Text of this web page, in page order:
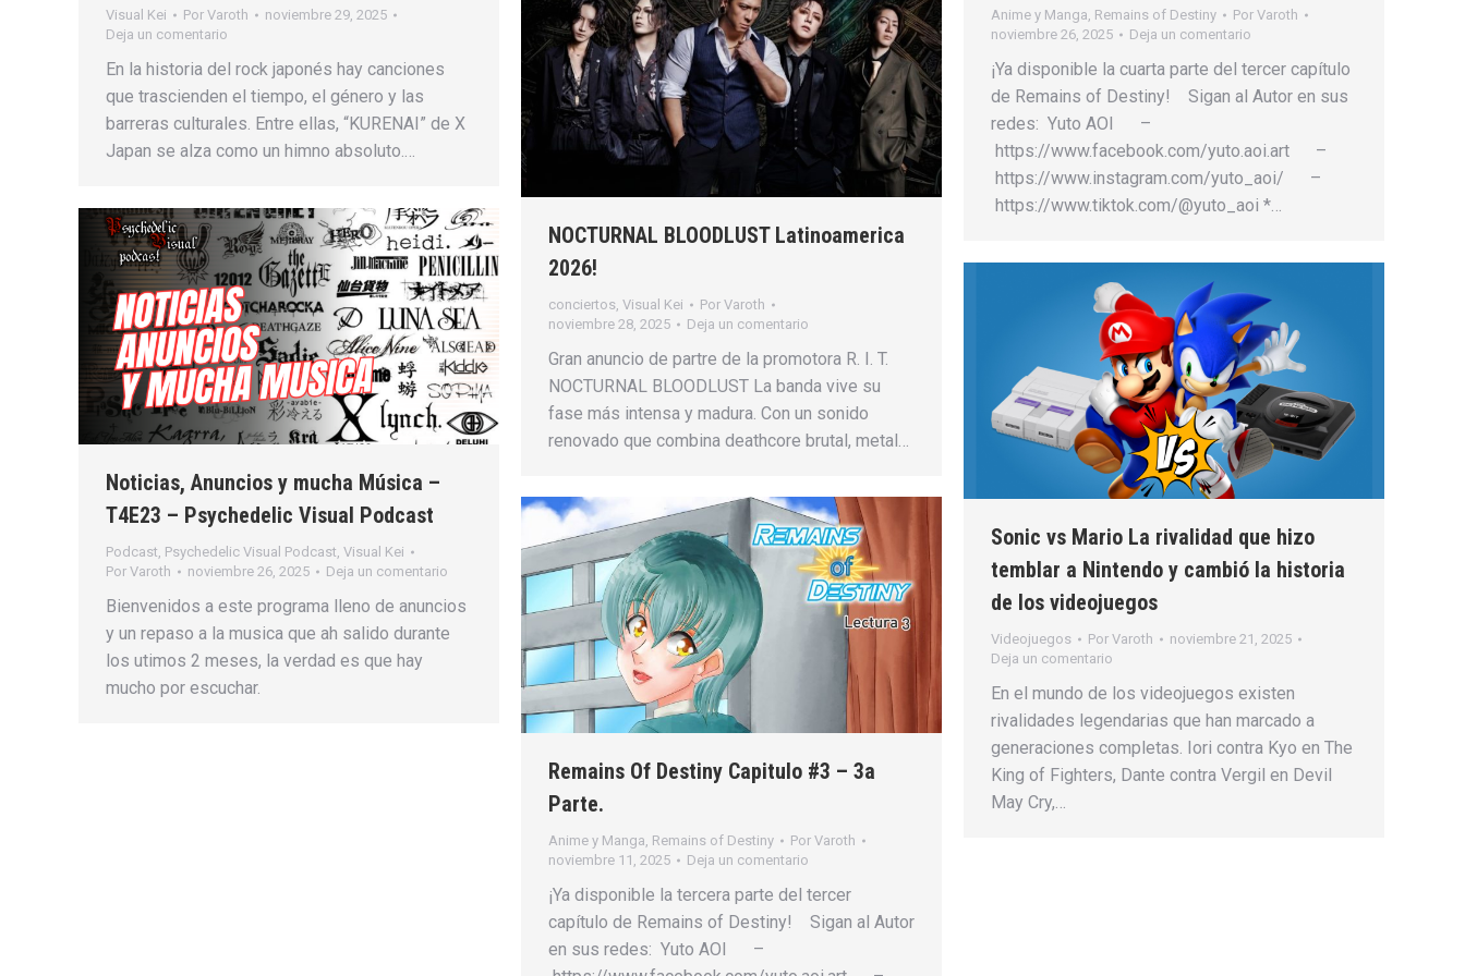
Visual Kei Por Varoth
noviembre 29, 2025
Deja un comentario
En la historia del rock japonés hay canciones
que trascienden el tiempo, el género y las
barreras culturales. Entre ellas, “KURENAI” de X
Japan se alza como un himno absoluto.…
NOCTURNAL BLOODLUST Latinoamerica
2026!
conciertos Visual Kei Por Varoth
noviembre 28, 2025
Deja un comentario
Gran anuncio de partre de la promotora R. I. T.
NOCTURNAL BLOODLUST La banda vive su
fase más intensa y madura. Con un sonido
renovado que combina deathcore brutal, metal…
Anime y Manga, Remains of Destiny Por Varoth
noviembre 26, 2025
Deja un comentario
¡Ya disponible la cuarta parte del tercer capítulo
de Remains of Destiny! Sigan al Autor en sus
redes: Yuto AOI –
https://www.facebook.com/yuto.aoi.art –
https://www.instagram.com/yuto_aoi/ –
https://www.tiktok.com/@yuto_aoi *…
Noticias, Anuncios y mucha Música –
T4E23 – Psychedelic Visual Podcast
Podcast, Psychedelic Visual Podcast, Visual Kei
Por Varoth noviembre 26, 2025 Deja un comentario
Bienvenidos a este programa lleno de anuncios
y un repaso a la musica que ah salido durante
los utimos 2 meses, la verdad es que hay
mucho por escuchar.
Sonic vs Mario La rivalidad que hizo
temblar a Nintendo y cambió la historia
de los videojuegos
Videojuegos Por Varoth
noviembre 21, 2025
Deja un comentario
En el mundo de los videojuegos existen
rivalidades legendarias que han marcado a
generaciones completas. Iori contra Kyo en The
King of Fighters, Dante contra Vergil en Devil
May Cry,…
Remains Of Destiny Capitulo #3 – 3a
Parte.
Anime y Manga, Remains of Destiny Por Varoth
noviembre 11, 2025
Deja un comentario
¡Ya disponible la tercera parte del tercer
capítulo de Remains of Destiny! Sigan al Autor
en sus redes: Yuto AOI –